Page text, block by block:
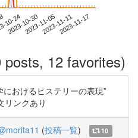
10-24
2023-10-302023-11-052023-11-112023-11-17
12 favorites)
おけるヒステリーの表現”
リンクあり
(投稿一覧)
10